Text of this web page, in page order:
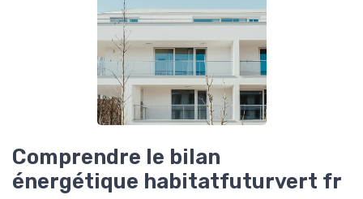
Comprendre le bilan
énergétique habitatfuturvert fr